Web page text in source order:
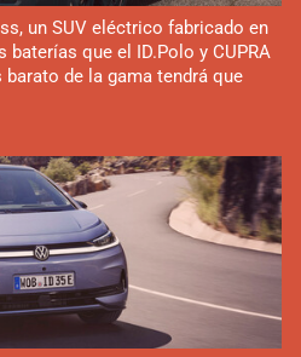
un SUV eléctrico fabricado en
que el ID.Polo y CUPRA
de la gama tendrá que